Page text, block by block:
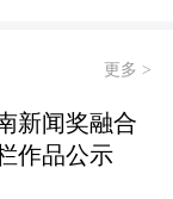
更多 >
新闻奖融合
作品公示